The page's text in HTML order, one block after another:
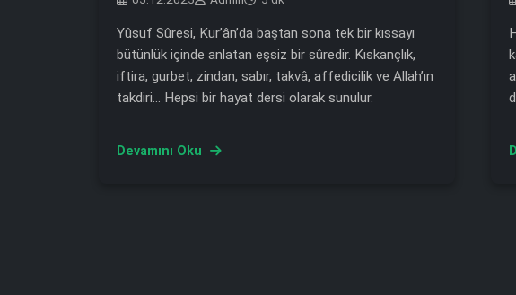
Yûsuf Sûresi, Kur’ân’da baştan sona tek bir kıssayı
bütünlük içinde anlatan eşsiz bir sûredir. Kıskançlık,
iftira, gurbet, zindan, sabır, takvâ, affedicilik ve Allah’ın
takdiri… Hepsi bir hayat dersi olarak sunulur.
Devamını Oku